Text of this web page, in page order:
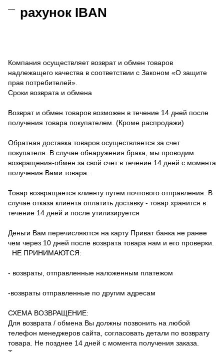
рахунок IBAN
Компания осуществляет возврат и обмен товаров
надлежащего качества в соответствии с Законом «О защите
прав потребителей».
Сроки возврата и обмена
Возврат и обмен товаров возможен в течение 14 дней после
получения товара покупателем. (Кроме распродажи)
Обратная доставка товаров осуществляется за счет
покупателя. В случае обнаружения брака, мы проводим
возвращения-обмен за свой счет в течение 14 дней с момента
получения Вами товара.
Товар возвращается клиенту путем почтового отправления. В
случае отказа клиента оплатить доставку - товар хранится в
течение 14 дней и после утилизируется
Деньги Вам перечисляются на карту Приват банка не ранее
чем через 10 дней после возврата товара нам и его проверки.
НЕ ПРИНИМАЮТСЯ:
- возвраты, отправленные наложенным платежом
-возвраты отправленные по другим адресам
СХЕМА ВОЗВРАЩЕНИЕ:
Для возврата / обмена Вы должны позвонить на любой
телефон менеджеров сайта, согласовать детали по возврату
товара. Не позднее 14 дней с момента получения заказа.